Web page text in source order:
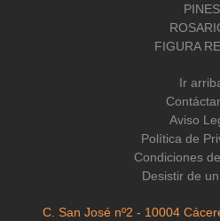
PINES
FIGURA
Ir
Aviso
Política de
Condiciones
Desistir de
C. San José nº2 - 10004